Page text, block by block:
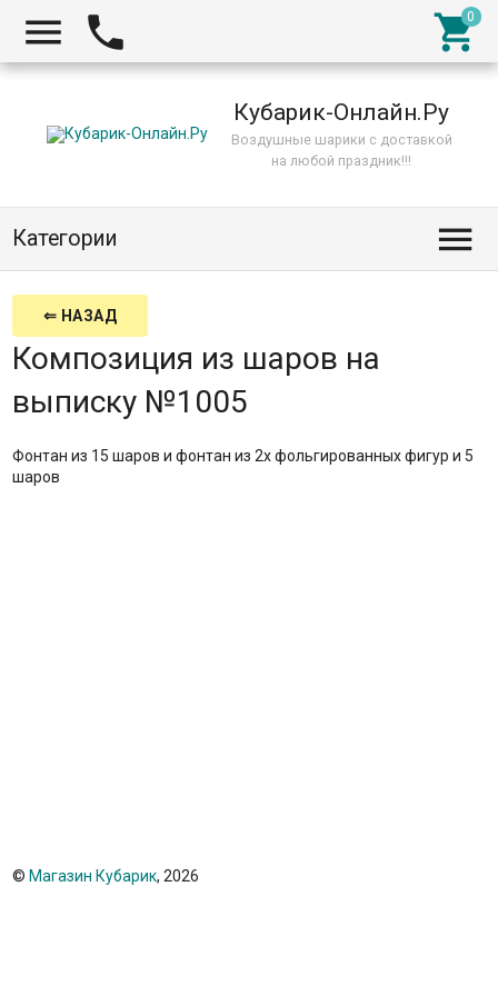
  
Кубарик-Онлайн.Ру
Воздушные шарики с доставкой
на любой праздник!!!
Категории 
⇐ НАЗАД
Композиция из шаров на
выписку №1005
Фонтан из 15 шаров и фонтан из 2х фольгированных фигур и 5
шаров
© Магазин Кубарик, 2026